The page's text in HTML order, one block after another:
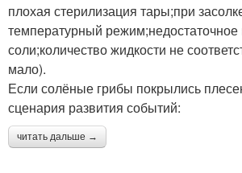
плохая стерилизация тары;при
температурный режим;недостаточное
соли;количество жидкости не
мало).
Если солёные грибы покрылись
сценария развития событий:
читать дальше →